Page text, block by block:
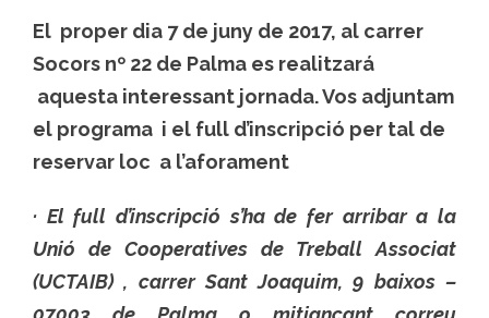
El proper dia 7 de juny de 2017, al carrer
Socors nº 22 de Palma es realitzará
aquesta interessant jornada. Vos adjuntam
el programa i el full d’inscripció per tal de
reservar loc a l’aforament
· El full d’inscripció s’ha de fer arribar a la
Unió de Cooperatives de Treball Associat
(UCTAIB) , carrer Sant Joaquim, 9 baixos –